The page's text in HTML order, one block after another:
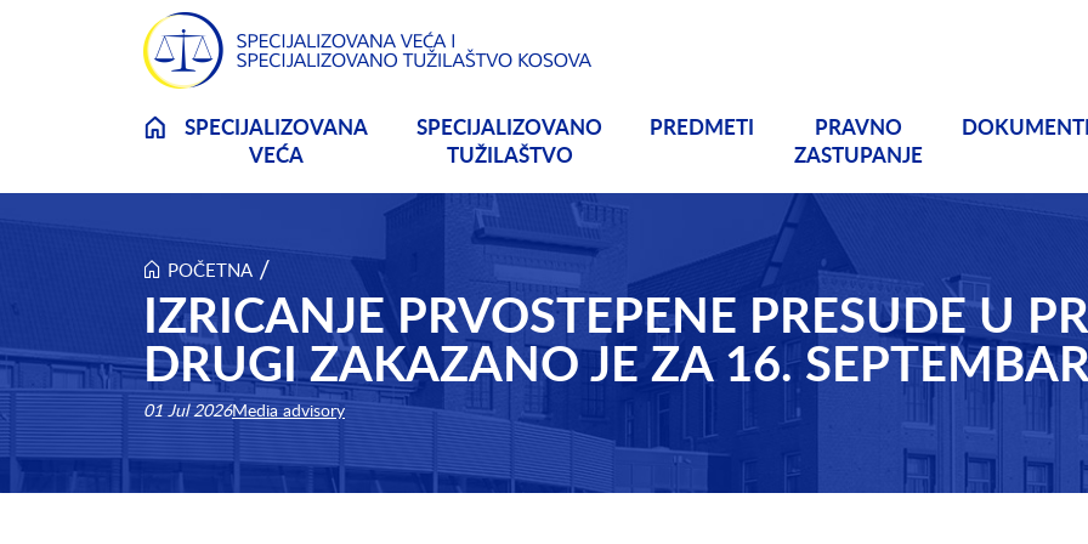
Skip to main content
SPECIJALIZOVANA
VEĆA
SPECIJALIZOVANO
TUŽILAŠTVO
PREDMETI
PRAVNO
ZASTUPANJE
DOKUMENTI
POČETNA /
IZRICANJE PRVOSTEPENE PRESUDE U
DRUGI ZAKAZANO JE ZA 16.
01 Jul 2026Media advisory